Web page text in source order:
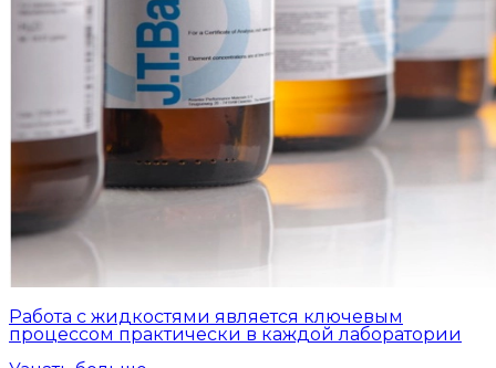
Работа с жидкостями является ключевым
процессом практически в каждой лаборатории